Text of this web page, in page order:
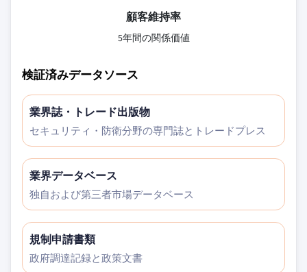
顧客維持率
5年間の関係価値
検証済みデータソース
業界誌・トレード出版物
セキュリティ・防衛分野の専門誌とトレードプレス
業界データベース
独自および第三者市場データベース
規制申請書類
政府調達記録と政策文書